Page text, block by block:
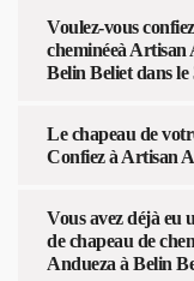
Voulez-vous
cheminéeà
Belin Beliet dans le
Le chapeau de
Confiez à Artisan
Vous avez déjà eu
de chapeau de
Andueza à Belin